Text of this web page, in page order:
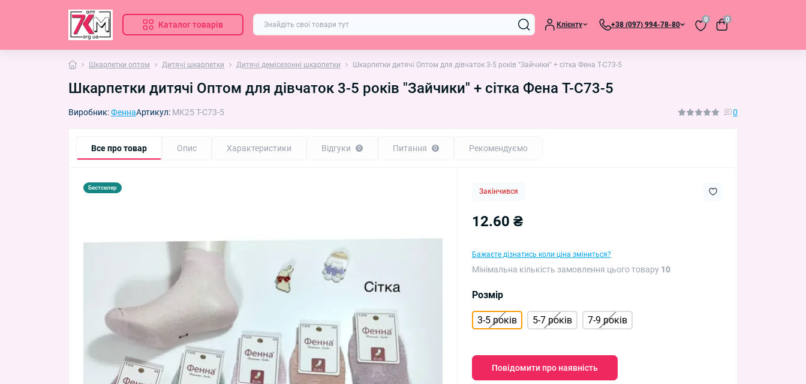
Каталог товарів Клієнту +38 (097) 994-78-80
0 0
Шкарпетки оптом Дитячі шкарпетки Дитячі демісезонні шкарпетки Шкарпетки дитячі Оптом для дівчаток 3-5 років "Зайчики" + сітка Фена T-C73-5
Шкарпетки дитячі Оптом для дівчаток 3-5 років "Зайчики" + сітка Фена T-C73-5
Виробник:ФеннаАртикул: MK25 T-C73-5 0
Все про товар Опис Характеристики Відгуки 0 Питання 0 Рекомендуємо
Бестселер Закінчився
12.60 ₴
Бажаєте дізнатись коли ціна зміниться?
Мінімальна кількість замовлення цього товару 10
Розмір
3-5 років 5-7 років 7-9 років
Повідомити про наявність